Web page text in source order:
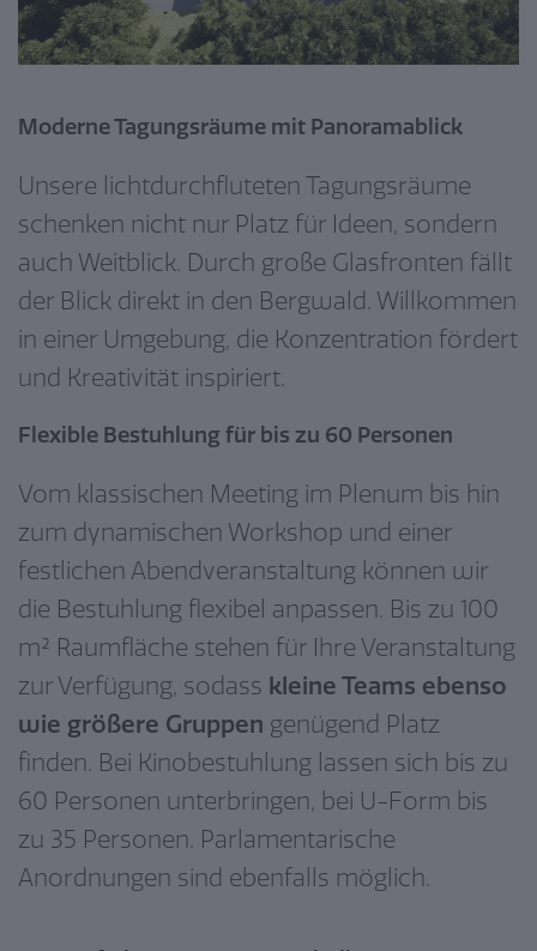
Moderne Tagungsräume mit Panoramablick
Unsere lichtdurchfluteten Tagungsräume
schenken nicht nur Platz für Ideen, sondern
auch Weitblick. Durch große Glasfronten fällt
der Blick direkt in den Bergwald. Willkommen
in einer Umgebung, die Konzentration fördert
und Kreativität inspiriert.
Flexible Bestuhlung für bis zu 60 Personen
Vom klassischen Meeting im Plenum bis hin
zum dynamischen Workshop und einer
festlichen Abendveranstaltung können wir
die Bestuhlung flexibel anpassen. Bis zu 100
m² Raumfläche stehen für Ihre Veranstaltung
zur Verfügung, sodass kleine Teams ebenso
wie größere Gruppen genügend Platz
finden. Bei Kinobestuhlung lassen sich bis zu
60 Personen unterbringen, bei U-Form bis
zu 35 Personen. Parlamentarische
Anordnungen sind ebenfalls möglich.